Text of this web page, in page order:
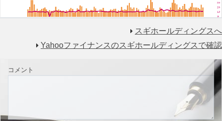
スギホールディングスへ
Yahooファイナンスのスギホールディングスで確認
コメント